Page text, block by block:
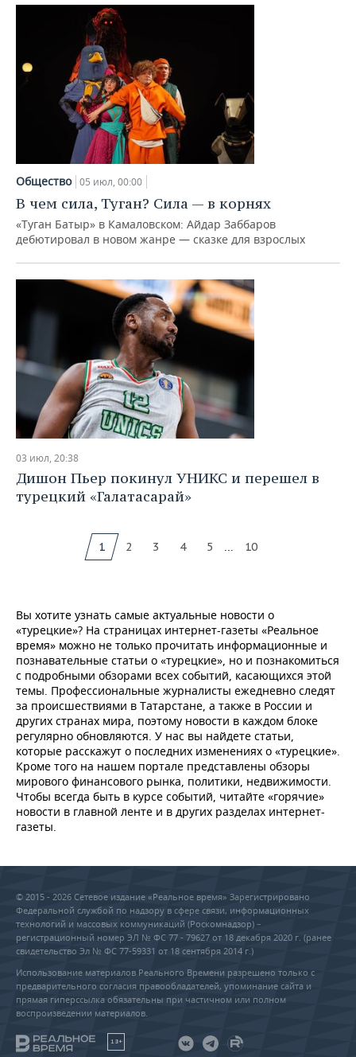
Общество 05 июл, 00:00
В чем сила, Туган? Сила — в корнях
«Туган Батыр» в Камаловском: Айдар Заббаров
дебютировал в новом жанре — сказке для взрослых
03 июл, 20:38
Дишон Пьер покинул УНИКС и перешел в
турецкий «Галатасарай»
1 2 3 4 5 ... 10
Вы хотите узнать самые актуальные новости о
«турецкие»? На страницах интернет-газеты «Реальное
время» можно не только прочитать информационные и
познавательные статьи о «турецкие», но и познакомиться
с подробными обзорами всех событий, касающихся этой
темы. Профессиональные журналисты ежедневно следят
за происшествиями в Татарстане, а также в России и
других странах мира, поэтому новости в каждом блоке
регулярно обновляются. У нас вы найдете статьи,
которые расскажут о последних изменениях о «турецкие».
Кроме того на нашем портале представлены обзоры
мирового финансового рынка, политики, недвижимости.
Чтобы всегда быть в курсе событий, читайте «горячие»
новости в главной ленте и в других разделах интернет-
газеты.
© 2015 - 2026 Сетевое издание «Реальное время» Зарегистрировано
Федеральной службой по надзору в сфере связи, информационных
технологий и массовых коммуникаций (Роскомнадзор) –
регистрационный номер ЭЛ № ФС 77 - 79627 от 18 декабря 2020 г. (ранее
свидетельство Эл № ФС 77-59331 от 18 сентября 2014 г.)
Использование материалов Реального Времени разрешено только с
предварительного согласия правообладателей, упоминание сайта и
прямая гиперссылка обязательны при частичном или полном
воспроизведении материалов.
18+